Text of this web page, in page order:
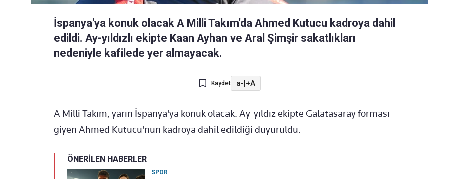
İspanya'ya konuk olacak A Milli Takım'da Ahmed Kutucu kadroya dahil
edildi. Ay-yıldızlı ekipte Kaan Ayhan ve Aral Şimşir sakatlıkları
nedeniyle kafilede yer almayacak.
Kaydet a-|+A
A Milli Takım, yarın İspanya'ya konuk olacak. Ay-yıldız ekipte Galatasaray forması
giyen Ahmed Kutucu'nun kadroya dahil edildiği duyuruldu.
ÖNERİLEN HABERLER
SPOR